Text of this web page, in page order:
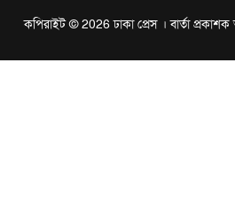
কপিরাইট © 2026 ঢাকা প্রেস । বার্তা